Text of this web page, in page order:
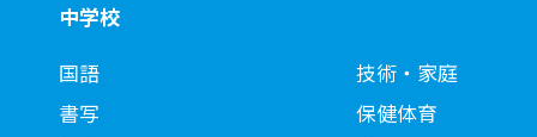
中学校
国語
書写
技術・家庭
保健体育